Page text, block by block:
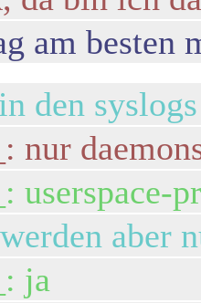
am besten
den
nur
userspace-
aber
ja